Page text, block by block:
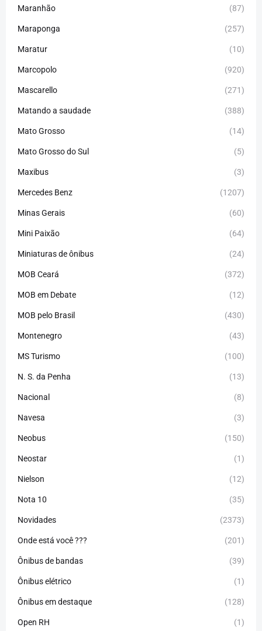
Maranhão (87)
Maraponga (257)
Maratur (10)
Marcopolo (920)
Mascarello (271)
Matando a saudade (388)
Mato Grosso (14)
Mato Grosso do Sul (5)
Maxibus (3)
Mercedes Benz (1207)
Minas Gerais (60)
Mini Paixão (64)
Miniaturas de ônibus (24)
MOB Ceará (372)
MOB em Debate (12)
MOB pelo Brasil (430)
Montenegro (43)
MS Turismo (100)
N. S. da Penha (13)
Nacional (8)
Navesa (3)
Neobus (150)
Neostar (1)
Nielson (12)
Nota 10 (35)
Novidades (2373)
Onde está você ??? (201)
Ônibus de bandas (39)
Ônibus elétrico (1)
Ônibus em destaque (128)
Open RH (1)